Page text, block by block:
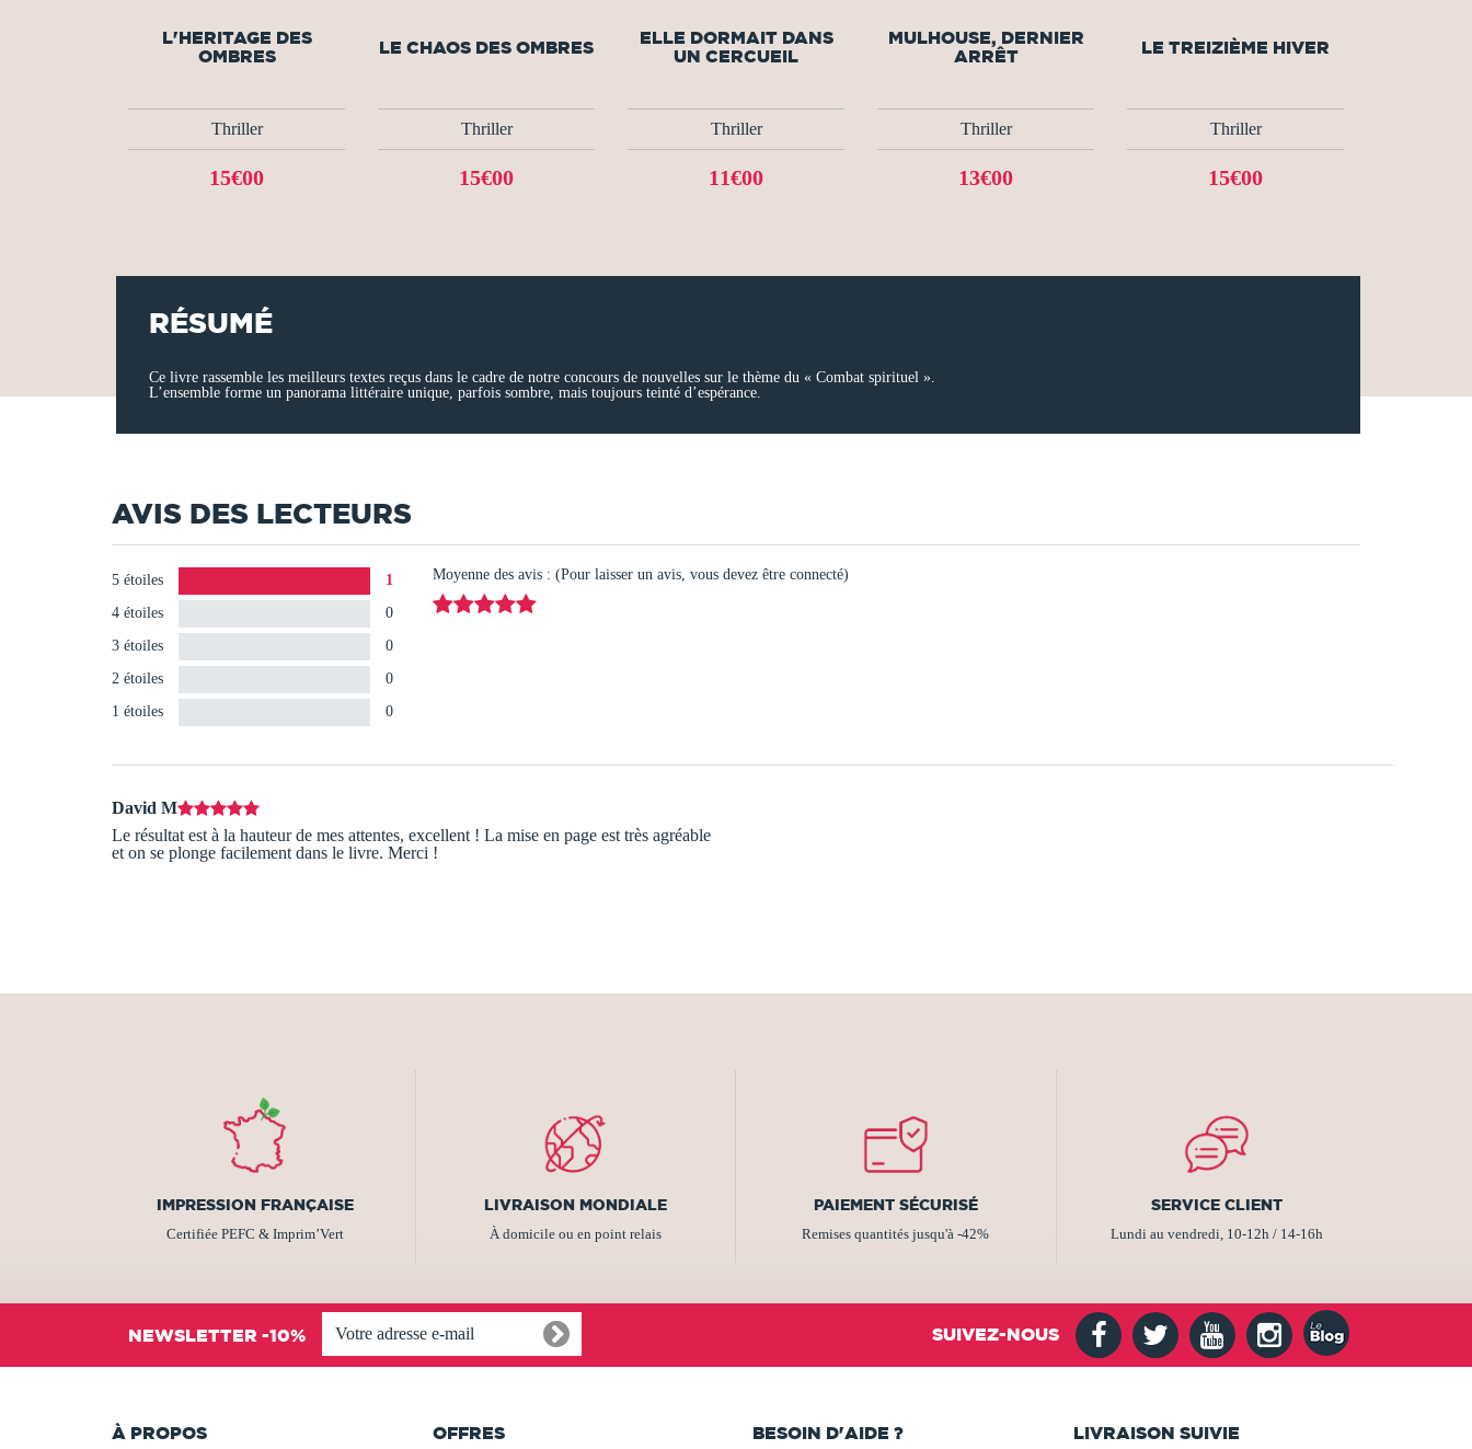
L'HERITAGE DES
OMBRES
Thriller
15€00
LE CHAOS DES OMBRES
Thriller
15€00
ELLE DORMAIT DANS
UN CERCUEIL
Thriller
11€00
MULHOUSE, DERNIER
ARRÊT
Thriller
13€00
LE TREIZIÈME HIVER
Thriller
15€00
RÉSUMÉ
Ce livre rassemble les meilleurs textes reçus dans le cadre de notre concours de nouvelles sur le thème du « Combat spirituel ».
L’ensemble forme un panorama littéraire unique, parfois sombre, mais toujours teinté d’espérance.
AVIS DES LECTEURS
5 étoiles
1
4 étoiles
0
3 étoiles
0
2 étoiles
0
1 étoiles
0
Moyenne des avis : (Pour laisser un avis, vous devez être connecté)
David M
Le résultat est à la hauteur de mes attentes, excellent ! La mise en page est très agréable
et on se plonge facilement dans le livre. Merci !
IMPRESSION FRANÇAISE
Certifiée PEFC & Imprim’Vert
LIVRAISON MONDIALE
À domicile ou en point relais
PAIEMENT SÉCURISÉ
Remises quantités jusqu'à -42%
SERVICE CLIENT
Lundi au vendredi, 10-12h / 14-16h
NEWSLETTER -10% SUIVEZ-NOUS
À PROPOS OFFRES BESOIN D'AIDE ? LIVRAISON SUIVIE